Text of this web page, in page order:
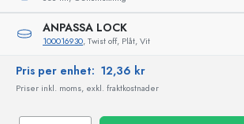
ANPASSA LOCK
100016930, Twist off, Plåt, Vit
Pris per enhet: 12,36 kr
Priser inkl. moms, exkl. fraktkostnader